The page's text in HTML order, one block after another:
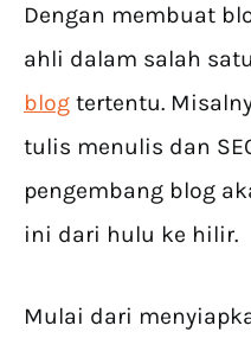
Dengan membuat
ahli dalam salah
blog tertentu.
tulis menulis dan
pengembang blog
ini dari hulu ke hilir.
Mulai dari